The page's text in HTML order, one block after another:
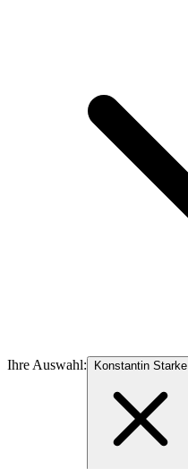
Ihre Auswahl: Konstantin Starke